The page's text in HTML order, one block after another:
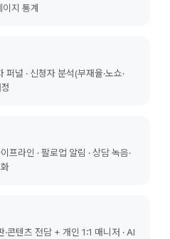
지 통계
널 · 신청자 분석(부재율·노쇼·
프라인 · 팔로업 알림 · 상담 녹음·
·콘텐츠 전담 + 개인 1:1 매니저 · AI